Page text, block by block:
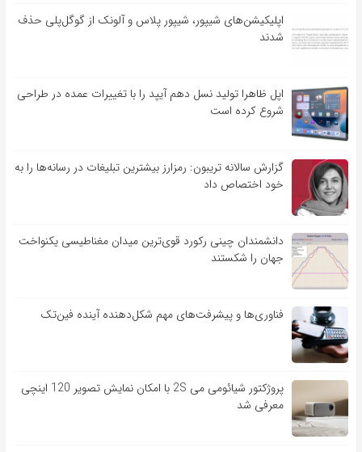
اپلیکیشن‌های شیپور، شیپور پلاس و آلونک از گوگل‌پلی حذف
شدند
اپل ظاهرا تولید نسل دهم آیپد را با تغییرات عمده در طراحی
شروع کرده است
گزارش سالانه تریبون: رمزارز بیشترین تبلیغات در رسانه‌ها را به
خود اختصاص داد
دانشمندان چینی رکورد قوی‌ترین میدان مغناطیسی یکنواخت
جهان را شکستند
فناوری‌ها و پیشرفت‌های مهم شکل‌دهنده آینده فین‌تک
پروژکتور شیائومی می 2S با امکان نمایش تصویر 120 اینچی
معرفی شد